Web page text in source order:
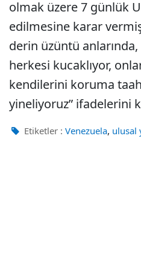
olmak üzere 7 günlük
edilmesine karar
derin üzüntü
herkesi kucaklıyor,
kendilerini koruma
yineliyoruz” ifadelerini
Etiketler : Venezuela, ulusal